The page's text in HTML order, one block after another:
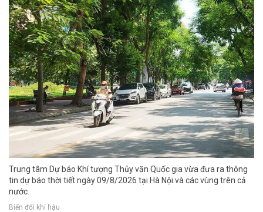
Trung tâm Dự báo Khí tượng Thủy văn Quốc gia vừa đưa ra thông
tin dự báo thời tiết ngày 09/8/2026 tại Hà Nội và các vùng trên cả
nước.
Biến đổi khí hậu